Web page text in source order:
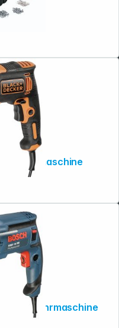
Decker BEH710-QS Schlagbohrmaschine
Bosch GSB 16 RE Professional Schlagbohrmaschine